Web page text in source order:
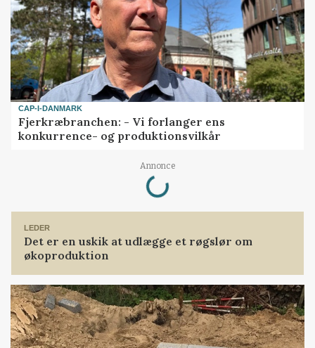
CAP-I-DANMARK
Fjerkræbranchen: - Vi forlanger ens
konkurrence- og produktionsvilkår
Annonce
Loading...
LEDER
Det er en uskik at udlægge et røgslør om
økoproduktion